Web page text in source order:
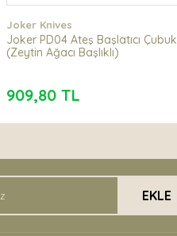
Joker Knives
Joker PD04 Ateş Başlatıcı Çubuk
(Zeytin Ağacı Başlıklı)
909,80 TL
EKLE